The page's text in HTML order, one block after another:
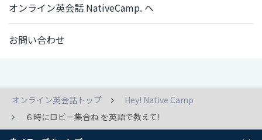
オンライン英会話 NativeCamp. へ
お問い合わせ
オンライン英会話トップ
Hey! Native Camp
６時にロビー集合ね を英語で教えて!